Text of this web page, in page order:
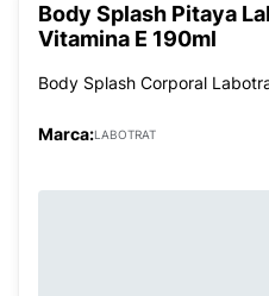
Body Splash Pitaya
Vitamina E 190ml
Body Splash Corporal
Marca:LABOTRAT